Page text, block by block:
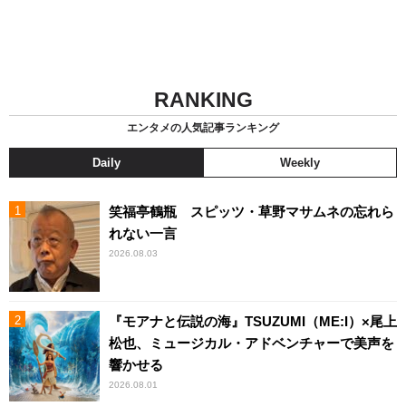
RANKING
エンタメの人気記事ランキング
Daily Weekly
笑福亭鶴瓶 スピッツ・草野マサムネの忘れら
れない一言
2026.08.03
『モアナと伝説の海』TSUZUMI（ME:I）×尾上
松也、ミュージカル・アドベンチャーで美声を
響かせる
2026.08.01